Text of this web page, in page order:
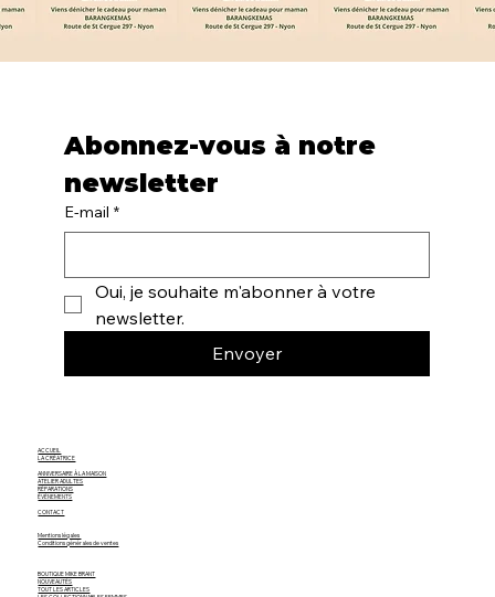
Abonnez-vous à notre
newsletter
E-mail *
Oui, je souhaite m'abonner à votre
newsletter.
Envoyer
ACCUEIL
LA CRÉATRICE
ANNIVERSAIRE À LA MAISON
ATELIER ADULTES
RÉPARATIONS
ÉVÈNEMENTS
CONTACT
Mentions légales
Conditions générales de ventes
BOUTIQUE MIKE BRANT
NOUVEAUTÉS
TOUT LES ARTICLES